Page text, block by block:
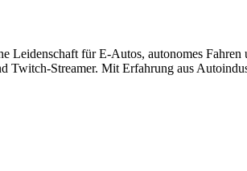
für E-Autos, autonomes
Streamer. Mit Erfahrung aus